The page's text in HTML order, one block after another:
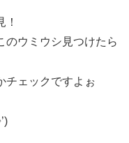
ウミウシ見つけたら
チェックですよぉ
ゞ